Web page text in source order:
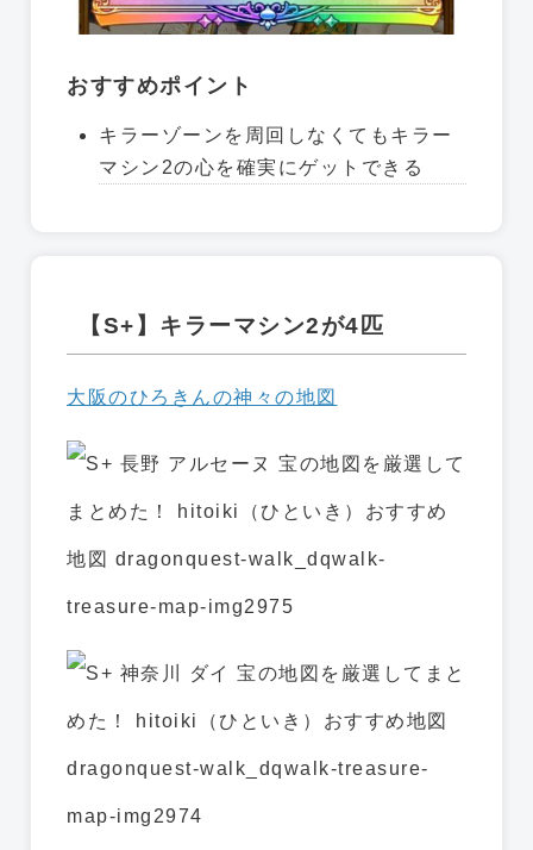
おすすめポイント
キラーゾーンを周回しなくてもキラー
マシン2の心を確実にゲットできる
【S+】キラーマシン2が4匹
大阪のひろきんの神々の地図